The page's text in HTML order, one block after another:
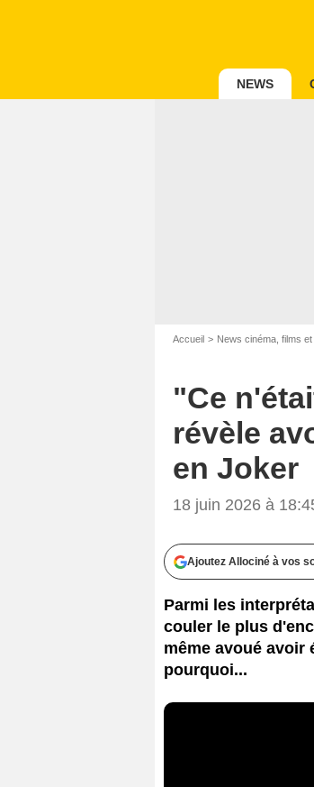
NEWS
Accueil News cinéma, films
"Ce
révèle
en Joker
18 juin 2026 à
Ajoutez Allociné à vos
Parmi les
couler le plus
même avoué avoir
pourquoi...